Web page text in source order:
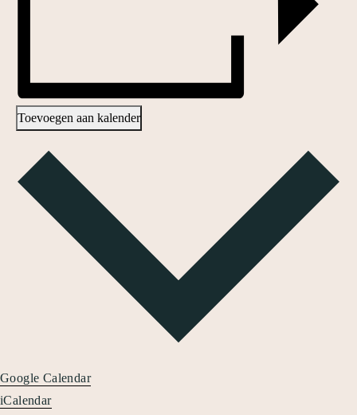
Toevoegen aan kalender
Google Calendar
iCalendar